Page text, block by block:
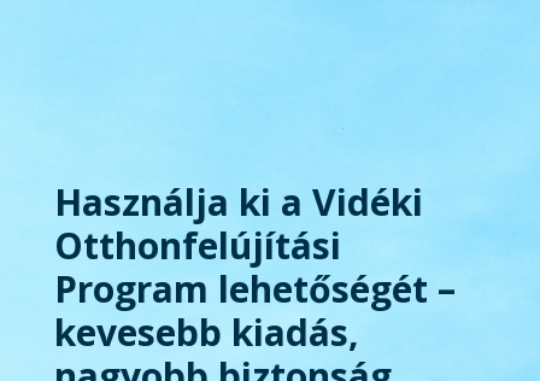
Használja ki a Vidéki
Otthonfelújítási
Program lehetőségét –
kevesebb kiadás,